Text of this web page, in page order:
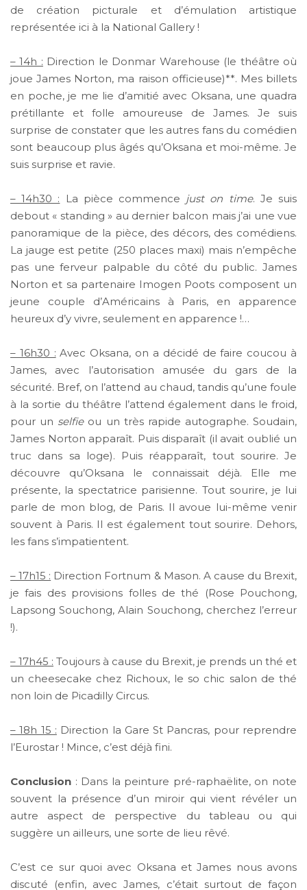
de création picturale et d’émulation artistique
représentée ici à la National Gallery !
– 14h : Direction le Donmar Warehouse (le théâtre où
joue James Norton, ma raison officieuse)**. Mes billets
en poche, je me lie d’amitié avec Oksana, une quadra
prétillante et folle amoureuse de James. Je suis
surprise de constater que les autres fans du comédien
sont beaucoup plus âgés qu’Oksana et moi-même. Je
suis surprise et ravie.
– 14h30 : La pièce commence just on time. Je suis
debout « standing » au dernier balcon mais j’ai une vue
panoramique de la pièce, des décors, des comédiens.
La jauge est petite (250 places maxi) mais n’empêche
pas une ferveur palpable du côté du public. James
Norton et sa partenaire Imogen Poots composent un
jeune couple d’Américains à Paris, en apparence
heureux d’y vivre, seulement en apparence !…
– 16h30 : Avec Oksana, on a décidé de faire coucou à
James, avec l’autorisation amusée du gars de la
sécurité. Bref, on l’attend au chaud, tandis qu’une foule
à la sortie du théâtre l’attend également dans le froid,
pour un selfieou un très rapide autographe. Soudain,
James Norton apparaît. Puis disparaît (il avait oublié un
truc dans sa loge). Puis réapparaît, tout sourire. Je
découvre qu’Oksana le connaissait déjà. Elle me
présente, la spectatrice parisienne. Tout sourire, je lui
parle de mon blog, de Paris. Il avoue lui-même venir
souvent à Paris. Il est également tout sourire. Dehors,
les fans s’impatientent.
– 17h15 : Direction Fortnum & Mason. A cause du Brexit,
je fais des provisions folles de thé (Rose Pouchong,
Lapsong Souchong, Alain Souchong, cherchez l’erreur
!).
– 17h45 : Toujours à cause du Brexit, je prends un thé et
un cheesecake chez Richoux, le so chic salon de thé
non loin de Picadilly Circus.
– 18h 15 : Direction la Gare St Pancras, pour reprendre
l’Eurostar ! Mince, c’est déjà fini.
Conclusion : Dans la peinture pré-raphaëlite, on note
souvent la présence d’un miroir qui vient révéler un
autre aspect de perspective du tableau ou qui
suggère un ailleurs, une sorte de lieu rêvé.
C’est ce sur quoi avec Oksana et James nous avons
discuté (enfin, avec James, c’était surtout de façon